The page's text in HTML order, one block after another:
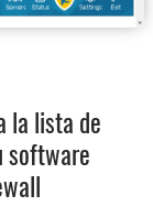
la lista de
software